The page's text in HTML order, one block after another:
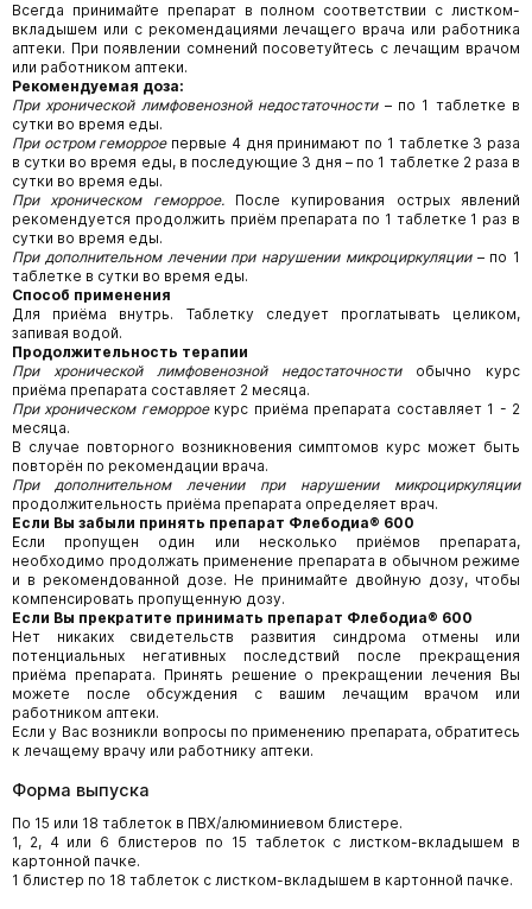
Всегда принимайте препарат в полном соответствии с листком-
вкладышем или с рекомендациями лечащего врача или работника
аптеки. При появлении сомнений посоветуйтесь с лечащим врачом
или работником аптеки.
Рекомендуемая доза:
При хронической лимфовенозной недостаточности – по 1 таблетке в
сутки во время еды.
При остром геморрое первые 4 дня принимают по 1 таблетке 3 раза
в сутки во время еды, в последующие 3 дня – по 1 таблетке 2 раза в
сутки во время еды.
При хроническом геморрое. После купирования острых явлений
рекомендуется продолжить приём препарата по 1 таблетке 1 раз в
сутки во время еды.
При дополнительном лечении при нарушении микроциркуляции – по 1
таблетке в сутки во время еды.
Способ применения
Для приёма внутрь. Таблетку следует проглатывать целиком,
запивая водой.
Продолжительность терапии
При хронической лимфовенозной недостаточности обычно курс
приёма препарата составляет 2 месяца.
При хроническом геморрое курс приёма препарата составляет 1 - 2
месяца.
В случае повторного возникновения симптомов курс может быть
повторён по рекомендации врача.
При дополнительном лечении при нарушении микроциркуляции
продолжительность приёма препарата определяет врач.
Если Вы забыли принять препарат Флебодиа® 600
Если пропущен один или несколько приёмов препарата,
необходимо продолжать применение препарата в обычном режиме
и в рекомендованной дозе. Не принимайте двойную дозу, чтобы
компенсировать пропущенную дозу.
Если Вы прекратите принимать препарат Флебодиа® 600
Нет никаких свидетельств развития синдрома отмены или
потенциальных негативных последствий после прекращения
приёма препарата. Принять решение о прекращении лечения Вы
можете после обсуждения с вашим лечащим врачом или
работником аптеки.
Если у Вас возникли вопросы по применению препарата, обратитесь
к лечащему врачу или работнику аптеки.
Форма выпуска
По 15 или 18 таблеток в ПВХ/алюминиевом блистере.
1, 2, 4 или 6 блистеров по 15 таблеток с листком-вкладышем в
картонной пачке.
1 блистер по 18 таблеток с листком-вкладышем в картонной пачке.